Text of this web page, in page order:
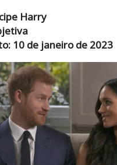
Harry
10 de janeiro de 2023